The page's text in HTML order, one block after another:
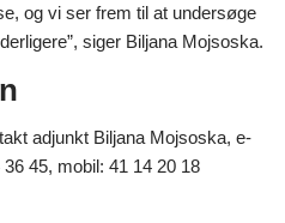
og vi ser frem til at undersøge
siger Biljana Mojsoska.
adjunkt Biljana Mojsoska, e-
45, mobil: 41 14 20 18